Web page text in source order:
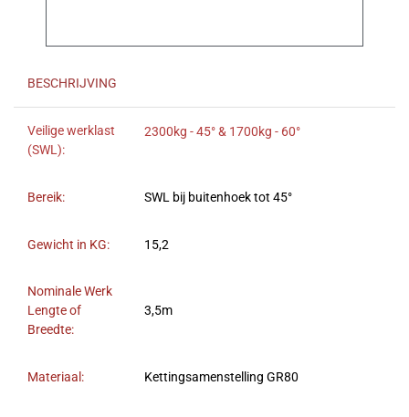
BESCHRIJVING
Veilige werklast
(SWL):
2300kg - 45° & 1700kg - 60°
Bereik: SWL bij buitenhoek tot 45°
Gewicht in KG: 15,2
Nominale Werk
Lengte of
Breedte:
3,5m
Materiaal: Kettingsamenstelling GR80